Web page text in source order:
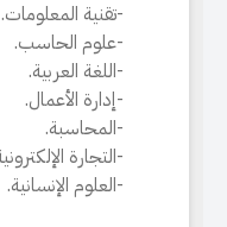
-تقنية المعلومات.
-علوم الحاسب.
-اللغة العربية.
-إدارة الأعمال.
-المحاسبة.
-التجارة
-العلوم الإنسانية.